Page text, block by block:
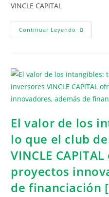
VINCLE CAPITAL
Continuar Leyendo
El valor de los
lo que el club
VINCLE
proyectos
de financiación